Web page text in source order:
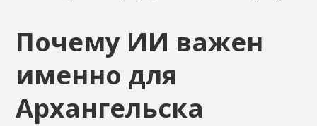
Почему ИИ важен
именно для
Архангельска